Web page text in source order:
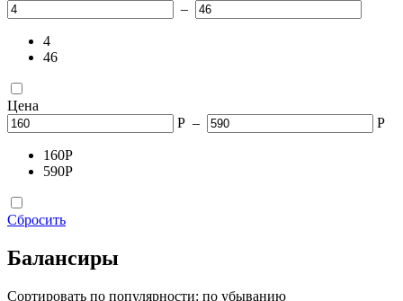
–
4
46
Цена
Р – Р
160Р
590Р
Сбросить
Балансиры
Сортировать по популярности: по убыванию